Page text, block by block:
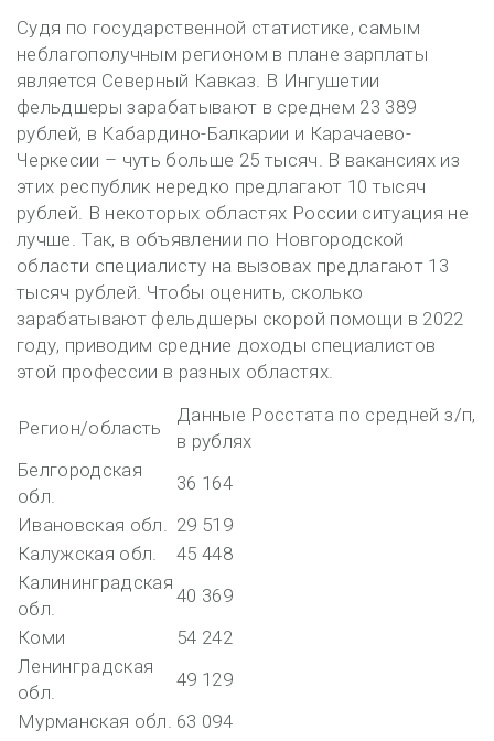
Судя по государственной статистике, самым
неблагополучным регионом в плане зарплаты
является Северный Кавказ. В Ингушетии
фельдшеры зарабатывают в среднем 23 389
рублей, в Кабардино-Балкарии и Карачаево-
Черкесии – чуть больше 25 тысяч. В вакансиях из
этих республик нередко предлагают 10 тысяч
рублей. В некоторых областях России ситуация не
лучше. Так, в объявлении по Новгородской
области специалисту на вызовах предлагают 13
тысяч рублей. Чтобы оценить, сколько
зарабатывают фельдшеры скорой помощи в 2022
году, приводим средние доходы специалистов
этой профессии в разных областях.
Регион/область
Данные Росстата по средней з/п,
в рублях
Белгородская
обл.
36 164
Ивановская обл. 29 519
Калужская обл.
45 448
Калининградская
обл.
40 369
Коми
54 242
Ленинградская
обл.
49 129
Мурманская обл. 63 094